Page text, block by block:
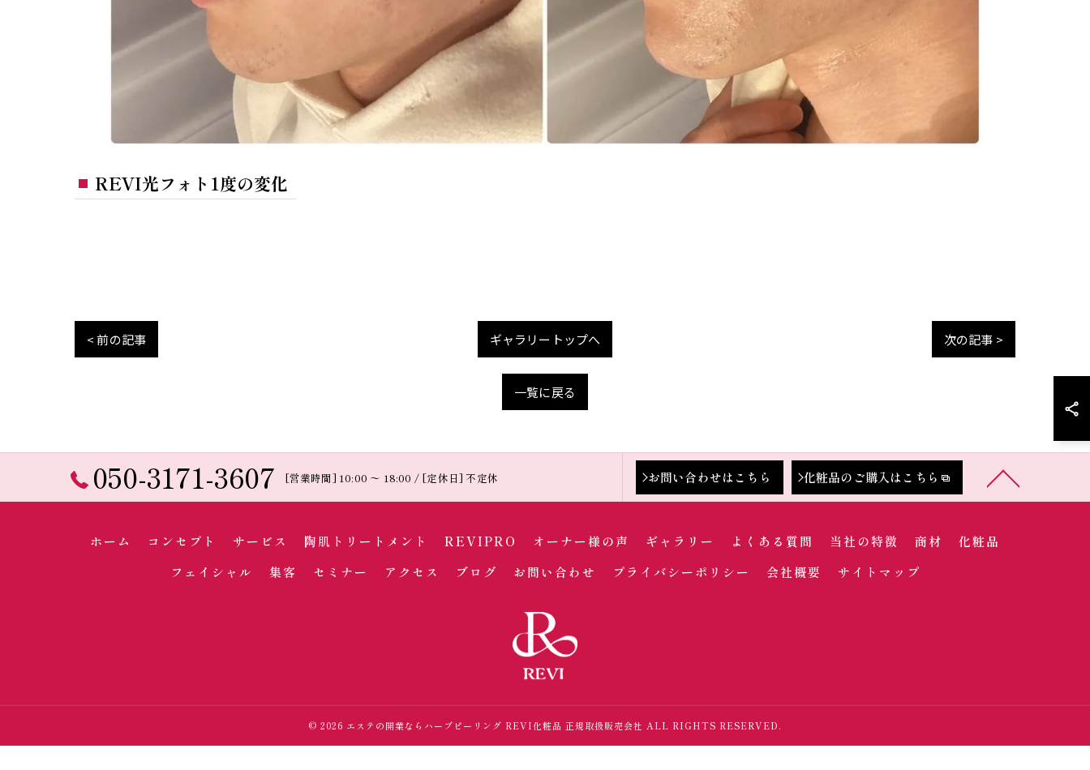
REVI光フォト1度の変化
< 前の記事 ギャラリートップへ 次の記事 >
一覧に戻る
050-3171-3607 [営業時間] 10:00 〜 18:00 / [定休日] 不定休 お問い合わせはこちら 化粧品のご購入はこちら
ホーム コンセプト サービス 陶肌トリートメント REVIPRO オーナー様の声 ギャラリー よくある質問 当社の特徴 商材
化粧品
フェイシャル
集客 セミナー アクセス ブログ お問い合わせ プライバシーポリシー 会社概要 サイトマップ
© 2026 エステの開業ならハーブピーリング REVI化粧品 正規取扱販売会社 ALL RIGHTS RESERVED.